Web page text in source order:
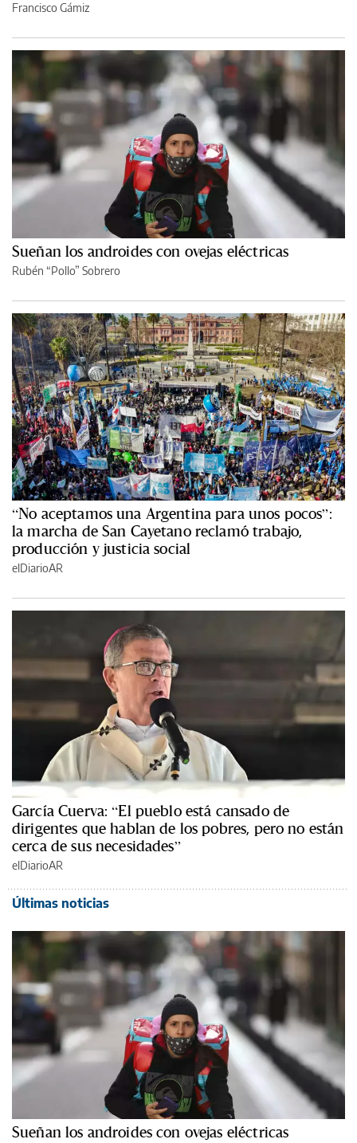
Francisco Gámiz
Sueñan los androides con ovejas eléctricas
Rubén “Pollo” Sobrero
“No aceptamos una Argentina para unos pocos”:
la marcha de San Cayetano reclamó trabajo,
producción y justicia social
elDiarioAR
García Cuerva: “El pueblo está cansado de
dirigentes que hablan de los pobres, pero no están
cerca de sus necesidades”
elDiarioAR
Últimas noticias
Sueñan los androides con ovejas eléctricas